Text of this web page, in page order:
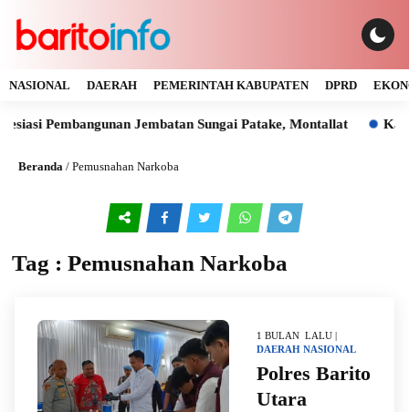
NASIONAL DAERAH PEMERINTAH KABUPATEN DPRD
Pembangunan Jembatan Sungai Patake, Montallat Kaya
Beranda / Pemusnahan Narkoba
Tag : Pemusnahan Narkoba
1 BULAN LALU |
DAERAH NASIONAL
Polres Barito
Utara